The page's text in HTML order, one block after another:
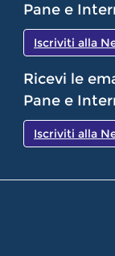
Pane e
Iscriviti alla
Ricevi le
Pane e
Iscriviti alla